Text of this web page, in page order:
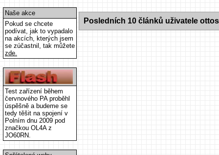
Naše akce
Pokud se chcete
podívat, jak to vypadalo
na akcích, kterých jsem
se zúčastnil, tak můžete
zde.
Test zařízení během
červnového PA proběhl
úspěšně a budeme se
tedy těšit na spojení v
Polním dnu 2009 pod
značkou OL4A z
JO60RN.
Posledních 10 článků uživatele